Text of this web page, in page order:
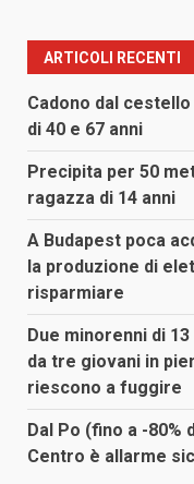
ARTICOLI RECENTI
Cadono dal
di 40 e 67 anni
Precipita per 50
ragazza di 14 anni
A Budapest poca
la produzione di
risparmiare
Due minorenni di
da tre giovani in
riescono a fuggire
Dal Po (fino a -80%
Centro è allarme